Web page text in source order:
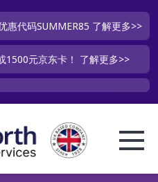
惠代码SUMMER85 了解更多>>
1500元京东卡！ 了解更多>>